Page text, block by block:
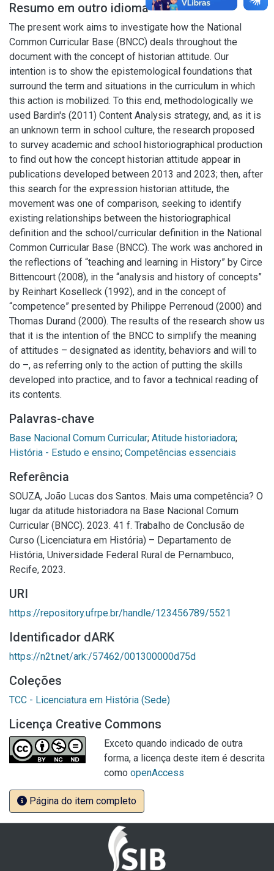
Resumo em outro idioma
The present work aims to investigate how the National
Common Curricular Base (BNCC) deals throughout the
document with the concept of historian attitude. Our
intention is to show the epistemological foundations that
surround the term and situations in the curriculum in which
this action is mobilized. To this end, methodologically we
used Bardin's (2011) Content Analysis strategy, and, as it is
an unknown term in school culture, the research proposed
to survey academic and school historiographical production
to find out how the concept historian attitude appear in
publications developed between 2013 and 2023; then, after
this search for the expression historian attitude, the
movement was one of comparison, seeking to identify
existing relationships between the historiographical
definition and the school/curricular definition in the National
Common Curricular Base (BNCC). The work was anchored in
the reflections of “teaching and learning in History” by Circe
Bittencourt (2008), in the “analysis and history of concepts”
by Reinhart Koselleck (1992), and in the concept of
“competence” presented by Philippe Perrenoud (2000) and
Thomas Durand (2000). The results of the research show us
that it is the intention of the BNCC to simplify the meaning
of attitudes – designated as identity, behaviors and will to
do –, as referring only to the action of putting the skills
developed into practice, and to favor a technical reading of
its contents.
Palavras-chave
Base Nacional Comum Curricular; Atitude historiadora;
História - Estudo e ensino; Competências essenciais
Referência
SOUZA, João Lucas dos Santos. Mais uma competência? O
lugar da atitude historiadora na Base Nacional Comum
Curricular (BNCC). 2023. 41 f. Trabalho de Conclusão de
Curso (Licenciatura em História) – Departamento de
História, Universidade Federal Rural de Pernambuco,
Recife, 2023.
URI
https://repository.ufrpe.br/handle/123456789/5521
Identificador dARK
https://n2t.net/ark:/57462/001300000d75d
Coleções
TCC - Licenciatura em História (Sede)
Licença Creative Commons
Exceto quando indicado de outra
forma, a licença deste item é descrita
como openAccess
Página do item completo